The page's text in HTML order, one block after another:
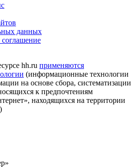
данных
соглашение
hh.ru применяются
(информационные технологии
на основе сбора, систематизации
к предпочтениям
находящихся на территории